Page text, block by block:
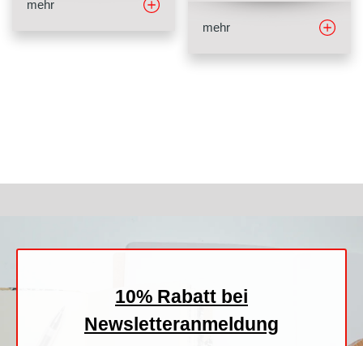
mehr
mehr